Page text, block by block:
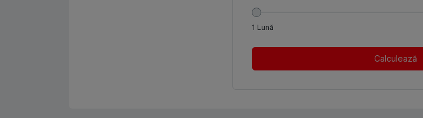
1 Lună
Calculează